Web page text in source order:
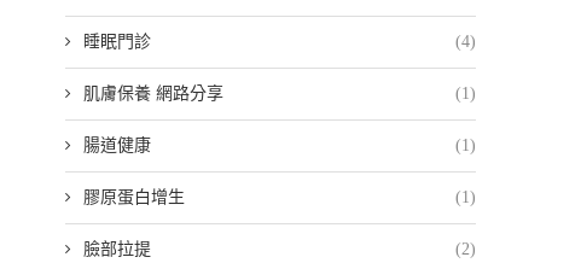
睡眠門診 (4)
肌膚保養 網路分享 (1)
腸道健康 (1)
膠原蛋白增生 (1)
臉部拉提 (2)